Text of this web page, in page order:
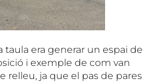
taula era generar un espai de
i exemple de com van
relleu, ja que el pas de pares